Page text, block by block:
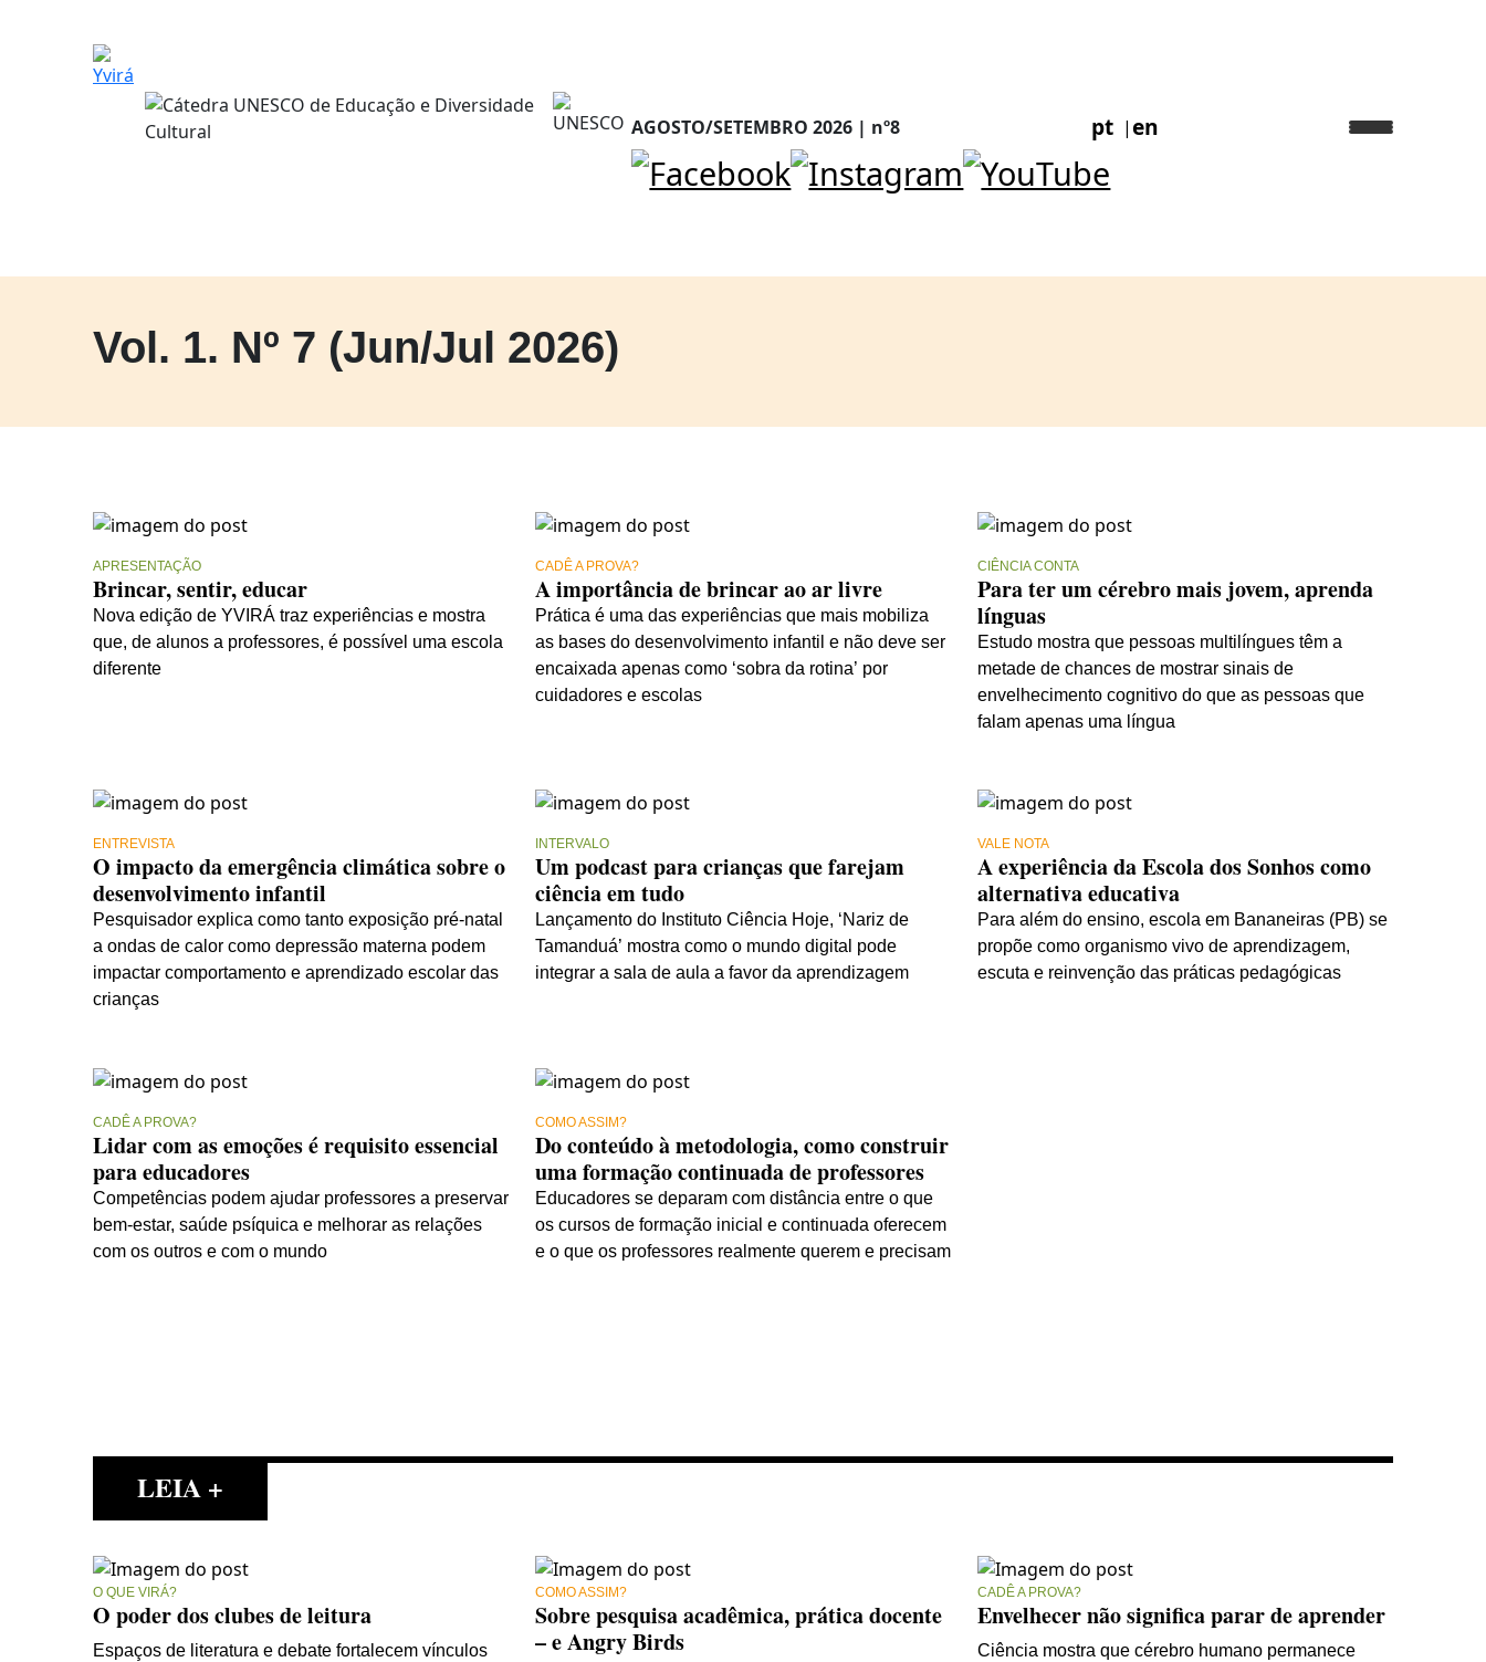
AGOSTO/SETEMBRO 2026 | nº8 pt en
Vol. 1. Nº 7 (Jun/Jul 2026)
APRESENTAÇÃO
Brincar, sentir, educar
Nova edição de YVIRÁ traz experiências e mostra
que, de alunos a professores, é possível uma escola
diferente
CADÊ A PROVA?
A importância de brincar ao ar livre
Prática é uma das experiências que mais mobiliza
as bases do desenvolvimento infantil e não deve ser
encaixada apenas como ‘sobra da rotina’ por
cuidadores e escolas
CIÊNCIA CONTA
Para ter um cérebro mais jovem, aprenda
línguas
Estudo mostra que pessoas multilíngues têm a
metade de chances de mostrar sinais de
envelhecimento cognitivo do que as pessoas que
falam apenas uma língua
ENTREVISTA
O impacto da emergência climática sobre o
desenvolvimento infantil
Pesquisador explica como tanto exposição pré-natal
a ondas de calor como depressão materna podem
impactar comportamento e aprendizado escolar das
crianças
INTERVALO
Um podcast para crianças que farejam
ciência em tudo
Lançamento do Instituto Ciência Hoje, ‘Nariz de
Tamanduá’ mostra como o mundo digital pode
integrar a sala de aula a favor da aprendizagem
VALE NOTA
A experiência da Escola dos Sonhos como
alternativa educativa
Para além do ensino, escola em Bananeiras (PB) se
propõe como organismo vivo de aprendizagem,
escuta e reinvenção das práticas pedagógicas
CADÊ A PROVA?
Lidar com as emoções é requisito essencial
para educadores
Competências podem ajudar professores a preservar
bem-estar, saúde psíquica e melhorar as relações
com os outros e com o mundo
COMO ASSIM?
Do conteúdo à metodologia, como construir
uma formação continuada de professores
Educadores se deparam com distância entre o que
os cursos de formação inicial e continuada oferecem
e o que os professores realmente querem e precisam
LEIA +
O QUE VIRÁ?
O poder dos clubes de leitura
Espaços de literatura e debate fortalecem vínculos
COMO ASSIM?
Sobre pesquisa acadêmica, prática docente
– e Angry Birds
CADÊ A PROVA?
Envelhecer não significa parar de aprender
Ciência mostra que cérebro humano permanece